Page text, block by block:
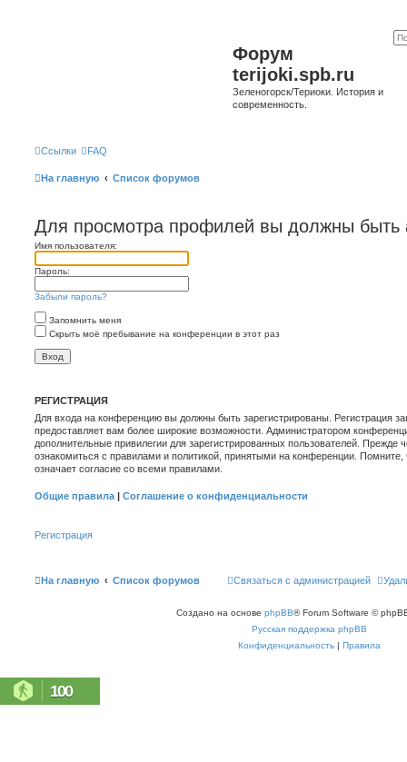
Форум
terijoki.spb.ru
Зеленогорск/Териоки. История и
современность.
Ссылки FAQ
На главную Список форумов
Для просмотра профилей вы должны быть
Имя пользователя:
Пароль:
Забыли пароль?
Запомнить меня
Скрыть моё пребывание на конференции в этот раз
РЕГИСТРАЦИЯ
Для входа на конференцию вы должны быть зарегистрированы. Регистрация
предоставляет вам более широкие возможности. Администратором
дополнительные привилегии для зарегистрированных пользователей. Прежде
ознакомиться с правилами и политикой, принятыми на конференции.
означает согласие со всеми правилами.
Общие правила | Соглашение о конфиденциальности
Регистрация
На главную Список форумов Связаться с администрацией
Создано на основе phpBB® Forum Software ©
Русская поддержка phpBB
Конфиденциальность | Правила
100